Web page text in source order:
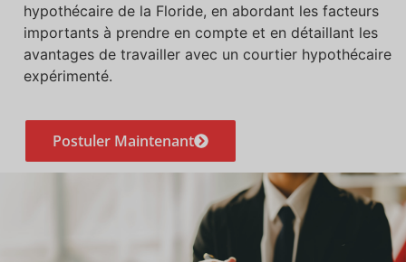
hypothécaire de la Floride, en abordant les facteurs
importants à prendre en compte et en détaillant les
avantages de travailler avec un courtier hypothécaire
expérimenté.
Postuler Maintenant